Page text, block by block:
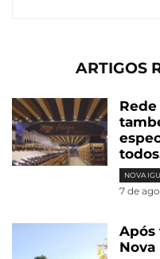
ARTIGOS
NOVA
7 de
Após